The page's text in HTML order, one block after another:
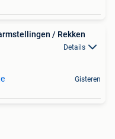
/ Rekken
Details
Gisteren